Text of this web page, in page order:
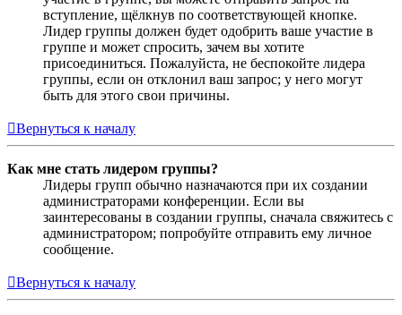
вступление, щёлкнув по соответствующей кнопке.
Лидер группы должен будет одобрить ваше участие в
группе и может спросить, зачем вы хотите
присоединиться. Пожалуйста, не беспокойте лидера
группы, если он отклонил ваш запрос; у него могут
быть для этого свои причины.
Вернуться к началу
Как мне стать лидером группы?
Лидеры групп обычно назначаются при их создании
администраторами конференции. Если вы
заинтересованы в создании группы, сначала свяжитесь с
администратором; попробуйте отправить ему личное
сообщение.
Вернуться к началу